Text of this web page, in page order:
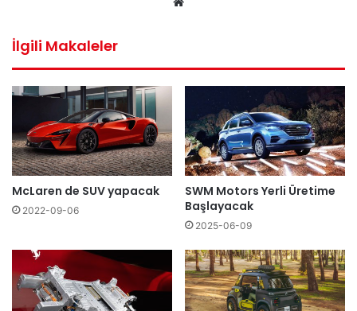
İlgili Makaleler
McLaren de SUV yapacak
2022-09-06
SWM Motors Yerli Üretime
Başlayacak
2025-06-09